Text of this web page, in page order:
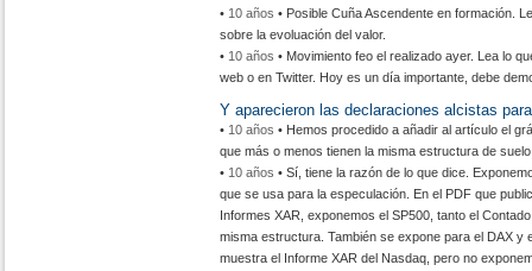
• 10 años • Posible Cuña Ascendente en formación.
sobre la evoluación del valor.
• 10 años • Movimiento feo el realizado ayer. Lea lo
web o en Twitter. Hoy es un día importante, debe
Y aparecieron las declaraciones alcistas
• 10 años • Hemos procedido a añadir al artículo el
que más o menos tienen la misma estructura de
• 10 años • Sí, tiene la razón de lo que dice.
que se usa para la especulación. En el PDF que
Informes XAR, exponemos el SP500, tanto el
misma estructura. También se expone para el DAX y
muestra el Informe XAR del Nasdaq, pero no